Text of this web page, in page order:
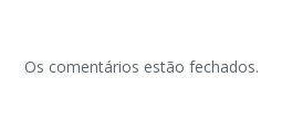
Os comentários estão fechados.